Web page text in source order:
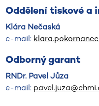
Oddělení tiskové a
Klára Nečaská
e-mail:
Odborný garant
RNDr. Pavel Jůza
e-mail: